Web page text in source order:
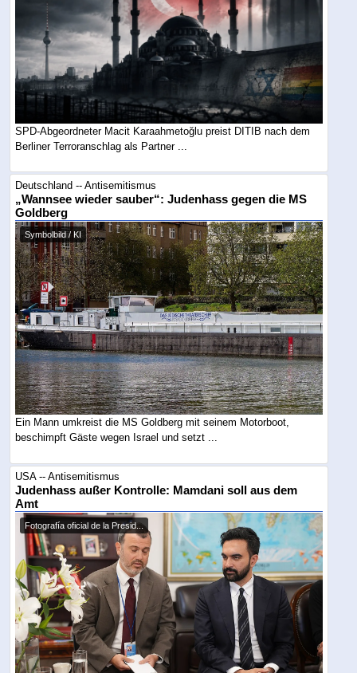
SPD-Abgeordneter Macit Karaahmetoğlu preist DITIB nach dem
Berliner Terroranschlag als Partner ...
Deutschland -- Antisemitismus
„Wannsee wieder sauber“: Judenhass gegen die MS
Goldberg
Symbolbild / KI
Ein Mann umkreist die MS Goldberg mit seinem Motorboot,
beschimpft Gäste wegen Israel und setzt ...
USA -- Antisemitismus
Judenhass außer Kontrolle: Mamdani soll aus dem
Amt
Fotografía oficial de la Presid...